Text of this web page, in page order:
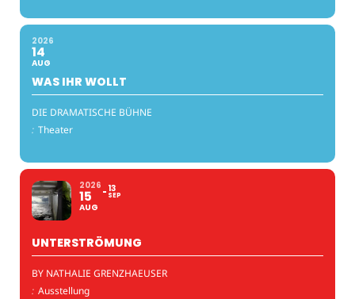
2026
14
AUG
WAS IHR WOLLT
DIE DRAMATISCHE BÜHNE
: Theater
2026
15
AUG
13
SEP
UNTERSTRÖMUNG
BY NATHALIE GRENZHAEUSER
: Ausstellung